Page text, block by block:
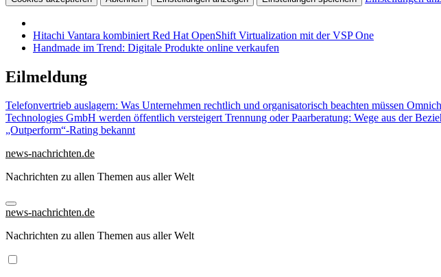
Hitachi Vantara kombiniert Red Hat OpenShift Virtualization mit der VSP One
Handmade im Trend: Digitale Produkte online verkaufen
Zu
Inhalten
Eilmeldung
Telefonvertrieb auslagern: Was Unternehmen rechtlich und organisatorisch beachten müssen
Technologies GmbH werden öffentlich versteigert Trennung oder Paarberatung: Wege aus der
„Outperform“-Rating bekannt
news-nachrichten.de
Nachrichten zu allen Themen aus aller Welt
news-nachrichten.de
Nachrichten zu allen Themen aus aller Welt